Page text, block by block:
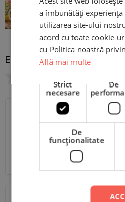
Cană 8 Martie
poză
Evaluare *
Scrie recenzia ta
a îmbunătăți
utilizarea site-ului
acord cu toate cookie-
cu Politica noastră
Află mai multe
Strict
necesare
De
De
funcţionalitate